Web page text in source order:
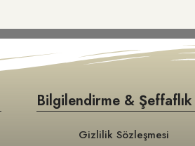
Bilgilendirme & Şeffaflık
Gizlilik Sözleşmesi